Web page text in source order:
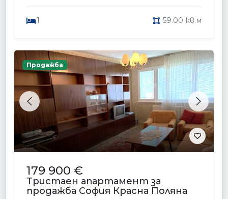
1 59.00 кв.м
Previous Next
Продажба
179 900 €
Тристаен апартамент за
продажба София Красна Поляна